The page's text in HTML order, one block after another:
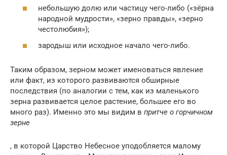
небольшую долю или частицу чего-либо («зёрна
народной мудрости», «зерно правды», «зерно
честолюбия»);
зародыш или исходное начало чего-либо.
Таким образом, зерном может именоваться явление
или факт, из которого развиваются обширные
последствия (по аналогии с тем, как из маленького
зерна развивается целое растение, большее его во
много раз). Именно это мы видим в притче о горчичном
зерне
, в которой Царство Небесное уподобляется малому